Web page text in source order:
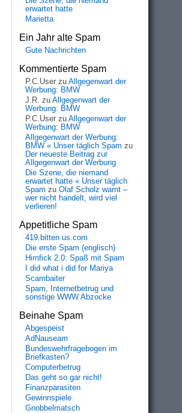
erwartet hatte
Marietta
Ein Jahr alte Spam
Gute Nachrichten
Kommentierte Spam
P.C.User zu Allgegenwart der
Werbung: BMW
J.R. zu Allgegenwart der
Werbung: BMW
P.C.User zu Allgegenwart der
Werbung: BMW
Allgegenwart der Werbung:
BMW « Unser täglich Spam zu
Der neueste Beitrag zur
Allgegenwart der Werbung
Die Szene, die niemand
erwartet hatte « Unser täglich
Spam zu Olaf Scholz warnt –
wer nicht handelt, wird viel
verlieren!
Appetitliche Spam
419.bitten us.com
Die erste Spam (englisch)
Hirnfick 2.0: Spaß mit Spam
I did what i did for Mariya
Scambaiter
Spam, Internetbetrug und
sonstige WWW Abzocke
Beinahe Spam
Abgespeist
AdNauseam
Bundeswehrfragebogen im
Briefkasten?
Computerbetrug
Das geht so gar nicht!
Finanzparasiten
Gewinnspiele
Gnobbelmatsch